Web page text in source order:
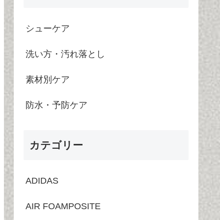
シューケア
洗い方・汚れ落とし
素材別ケア
防水・予防ケア
カテゴリー
ADIDAS
AIR FOAMPOSITE